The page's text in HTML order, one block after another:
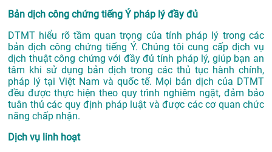
Bản dịch công chứng tiếng Ý pháp lý đầy đủ
DTMT hiểu rõ tầm quan trọng của tính pháp lý trong các
bản dịch công chứng tiếng Ý. Chúng tôi cung cấp dịch vụ
dịch thuật công chứng với đầy đủ tính pháp lý, giúp bạn an
tâm khi sử dụng bản dịch trong các thủ tục hành chính,
pháp lý tại Việt Nam và quốc tế. Mọi bản dịch của DTMT
đều được thực hiện theo quy trình nghiêm ngặt, đảm bảo
tuân thủ các quy định pháp luật và được các cơ quan chức
năng chấp nhận.
Dịch vụ linh hoạt